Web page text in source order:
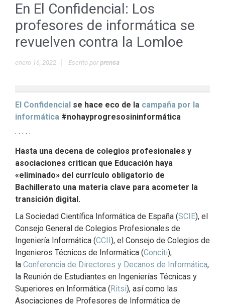
En El Confidencial: Los
profesores de informática se
revuelven contra la Lomloe
enero 16, 2022 Escrito porprensa
El Confidencial se hace eco de la campaña por la
informática #nohayprogresosininformática
· · · · ·
Hasta una decena de colegios profesionales y
asociaciones critican que Educación haya
«eliminado» del currículo obligatorio de
Bachillerato una materia clave para acometer la
transición digital.
La Sociedad Científica Informática de España (SCIE), el
Consejo General de Colegios Profesionales de
Ingeniería Informática (CCII), el Consejo de Colegios de
Ingenieros Técnicos de Informática (Conciti),
la Conferencia de Directores y Decanos de Informática,
la Reunión de Estudiantes en Ingenierías Técnicas y
Superiores en Informática (Ritsi), así como las
Asociaciones de Profesores de Informática de